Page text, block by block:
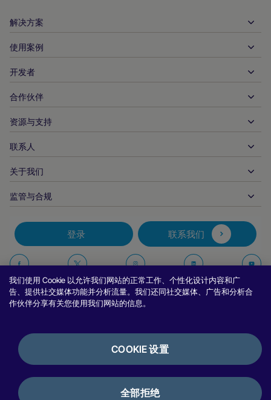
解决方案
入账
支出
全球收单
实时支付
发布
付款方式
APM
欺诈与风险管理
拒付解决方案
币种管理
对账管理
集成选项
银行服务
加密货币与数字资产
使用案例
接待服务
汽车
企业对企业
金融服务
政府付款
旅行与交通
独立软件供货商
加密货币平台与兑换
市场
中小企业
数字内容与订阅
视频游戏
开发者
开发者工具
API 参考文件
文件资料中心
合作伙伴
与我们合作
合作伙伴产品和解决方案
技术合作伙伴
合作伙伴 DNA
合作伙伴见解
资源与支持
客户支持
商家资源
行业报告
联系人
商户销售咨询
首席执行官办公室
公司信息
推荐商户计划
报告安全漏洞
关于我们
业务概况
案例研究
博客
新闻室
访谈与网络研讨会
监管与合规
无障碍声明
反现代奴隶制报告（英国）
反现代奴隶制报告（加拿大）
阿根廷信息与政策
巴西信息与政策
举报政策
许可证与认证
登录 联系我们
Facebook
上
们
Twitter
上
们
Instagram
我
们
Linkedin
们
Cookie 政策
使用条款
评论与推荐
我们使用 Cookie 以允许我们网站的正常工作、个性化设计内容和广
告、提供社交媒体功能并分析流量。我们还同社交媒体、广告和分析合
作伙伴分享有关您使用我们网站的信息。
COOKIE 设置
全部拒绝